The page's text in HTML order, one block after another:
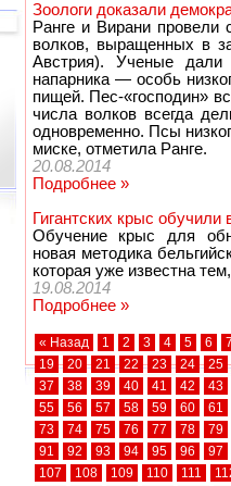
Зоологи доказали
Ранге и Вирани
волков, выращенных в
Австрия). Ученые
напарника — особь
пищей. Пес-«господин»
числа волков всегда
одновременно. Псы
миске, отметила Ранге.
20.08.2014
Подробнее »
Гигантских крыс
Обучение крыс для
новая методика
которая уже известна
19.08.2014
Подробнее »
« Назад 1 2 3 4 5 6
19
20 21 22 23 24
25
37
38 39 40 41 42
43
55
56 57 58 59 60
61
73
74 75 76 77 78
79
91
92 93 94 95 96
97
107
108 109 110 111